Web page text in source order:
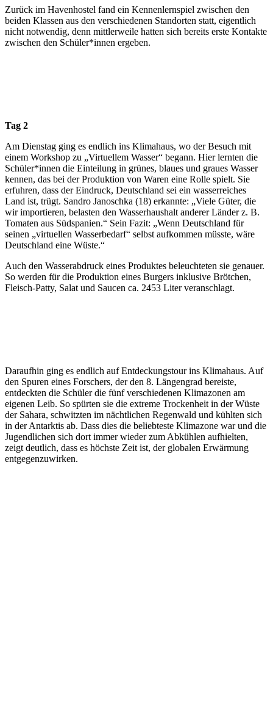
Zurück im Havenhostel fand ein Kennenlernspiel zwischen den
beiden Klassen aus den verschiedenen Standorten statt, eigentlich
nicht notwendig, denn mittlerweile hatten sich bereits erste Kontakte
zwischen den Schüler*innen ergeben.
Tag 2
Am Dienstag ging es endlich ins Klimahaus, wo der Besuch mit
einem Workshop zu „Virtuellem Wasser“ begann. Hier lernten die
Schüler*innen die Einteilung in grünes, blaues und graues Wasser
kennen, das bei der Produktion von Waren eine Rolle spielt. Sie
erfuhren, dass der Eindruck, Deutschland sei ein wasserreiches
Land ist, trügt. Sandro Janoschka (18) erkannte: „Viele Güter, die
wir importieren, belasten den Wasserhaushalt anderer Länder z. B.
Tomaten aus Südspanien.“ Sein Fazit: „Wenn Deutschland für
seinen „virtuellen Wasserbedarf“ selbst aufkommen müsste, wäre
Deutschland eine Wüste.“
Auch den Wasserabdruck eines Produktes beleuchteten sie genauer.
So werden für die Produktion eines Burgers inklusive Brötchen,
Fleisch-Patty, Salat und Saucen ca. 2453 Liter veranschlagt.
Daraufhin ging es endlich auf Entdeckungstour ins Klimahaus. Auf
den Spuren eines Forschers, der den 8. Längengrad bereiste,
entdeckten die Schüler die fünf verschiedenen Klimazonen am
eigenen Leib. So spürten sie die extreme Trockenheit in der Wüste
der Sahara, schwitzten im nächtlichen Regenwald und kühlten sich
in der Antarktis ab. Dass dies die beliebteste Klimazone war und die
Jugendlichen sich dort immer wieder zum Abkühlen aufhielten,
zeigt deutlich, dass es höchste Zeit ist, der globalen Erwärmung
entgegenzuwirken.